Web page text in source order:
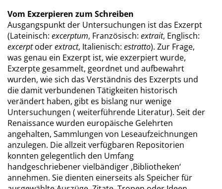
Vom Exzerpieren zum Schreiben
Ausgangspunkt der Untersuchungen ist das Exzerpt
(Lateinisch: excerptum, Französisch: extrait, Englisch:
excerptoderextract, Italienisch: estratto). Zur Frage,
was genau ein Exzerpt ist, wie exzerpiert wurde,
Exzerpte gesammelt, geordnet und aufbewahrt
wurden, wie sich das Verständnis des Exzerpts und
die damit verbundenen Tätigkeiten historisch
verändert haben, gibt es bislang nur wenige
Untersuchungen ( weiterführende Literatur). Seit der
Renaissance wurden europäische Gelehrten
angehalten, Sammlungen von Leseaufzeichnungen
anzulegen. Die allzeit verfügbaren Repositorien
konnten gelegentlich den Umfang
handgeschriebener vielbändiger ‚Bibliotheken‘
annehmen. Sie dienten einerseits als Speicher für